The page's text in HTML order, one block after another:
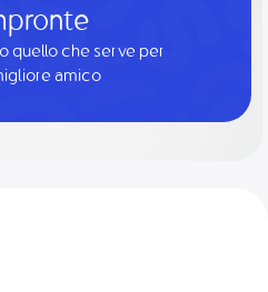
quello che serve per
amico